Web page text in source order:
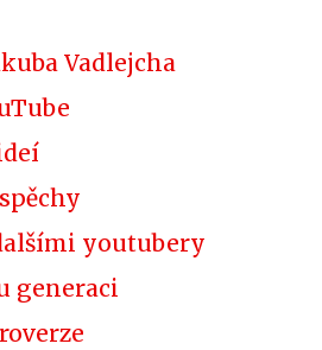
Vadlejcha
youtubery
generaci